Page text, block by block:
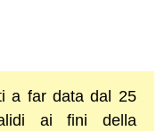
a far data dal 25
ai fini della